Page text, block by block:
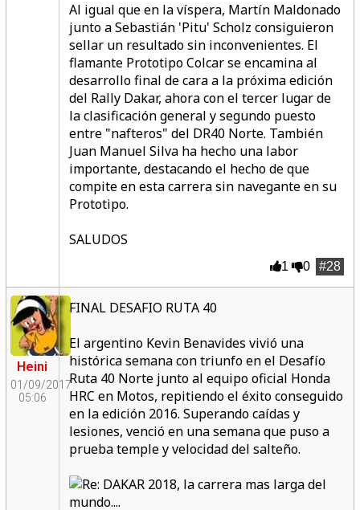
Al igual que en la víspera, Martín Maldonado
junto a Sebastián 'Pitu' Scholz consiguieron
sellar un resultado sin inconvenientes. El
flamante Prototipo Colcar se encamina al
desarrollo final de cara a la próxima edición
del Rally Dakar, ahora con el tercer lugar de
la clasificación general y segundo puesto
entre "nafteros" del DR40 Norte. También
Juan Manuel Silva ha hecho una labor
importante, destacando el hecho de que
compite en esta carrera sin navegante en su
Prototipo.
SALUDOS
#28
1 0
Heini
01/09/2017
05:06
FINAL DESAFIO RUTA 40
El argentino Kevin Benavides vivió una
histórica semana con triunfo en el Desafío
Ruta 40 Norte junto al equipo oficial Honda
HRC en Motos, repitiendo el éxito conseguido
en la edición 2016. Superando caídas y
lesiones, venció en una semana que puso a
prueba temple y velocidad del salteño.